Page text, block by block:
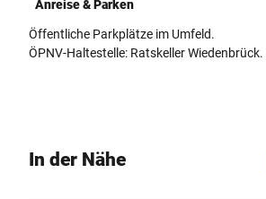
Anreise & Parken
Öffentliche Parkplätze im Umfeld.
ÖPNV-Haltestelle: Ratskeller Wiedenbrück.
In der Nähe